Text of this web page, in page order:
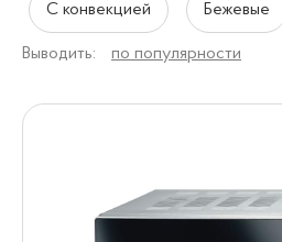
С конвекцией Бежевые
Выводить: по популярности